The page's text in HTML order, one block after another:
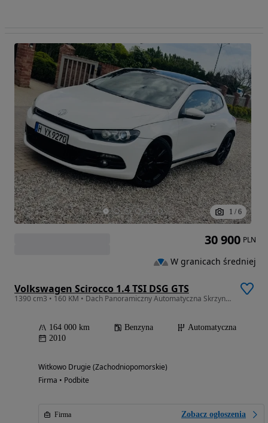
1 / 6
Volkswagen Scirocco 1.4 TSI DSG GTS
1390 cm3 • 160 KM • Dach Panoramiczny Automatyczna Skrzynia Biegów DSG ALCANTARA
164 000 km Benzyna
Automatyczna
2010
Witkowo Drugie (Zachodniopomorskie)
Firma • Podbite
Firma Zobacz ogłoszenia
30 900 PLN
W granicach średniej